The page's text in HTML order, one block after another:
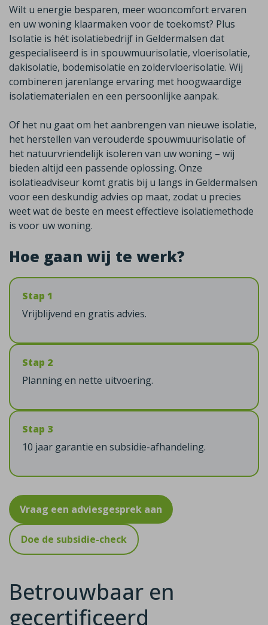
Wilt u energie besparen, meer wooncomfort ervaren
en uw woning klaarmaken voor de toekomst? Plus
Isolatie is hét isolatiebedrijf in Geldermalsen dat
gespecialiseerd is in spouwmuurisolatie, vloerisolatie,
dakisolatie, bodemisolatie en zoldervloerisolatie. Wij
combineren jarenlange ervaring met hoogwaardige
isolatiematerialen en een persoonlijke aanpak.
Of het nu gaat om het aanbrengen van nieuwe isolatie,
het herstellen van verouderde spouwmuurisolatie of
het natuurvriendelijk isoleren van uw woning – wij
bieden altijd een passende oplossing. Onze
isolatieadviseur komt gratis bij u langs in Geldermalsen
voor een deskundig advies op maat, zodat u precies
weet wat de beste en meest effectieve isolatiemethode
is voor uw woning.
Hoe gaan wij te werk?
Stap 1
Vrijblijvend en gratis advies.
Stap 2
Planning en nette uitvoering.
Stap 3
10 jaar garantie en subsidie-afhandeling.
Vraag een adviesgesprek aan
Doe de subsidie-check
Betrouwbaar en
gecertificeerd